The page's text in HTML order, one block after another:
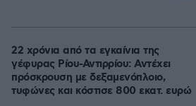
22 χρόνια από τα εγκαίνια της
γέφυρας Ρίου-Αντιρρίου: Αντέχει
πρόσκρουση με δεξαμενόπλοιο,
τυφώνες και κόστισε 800 εκατ. ευρώ